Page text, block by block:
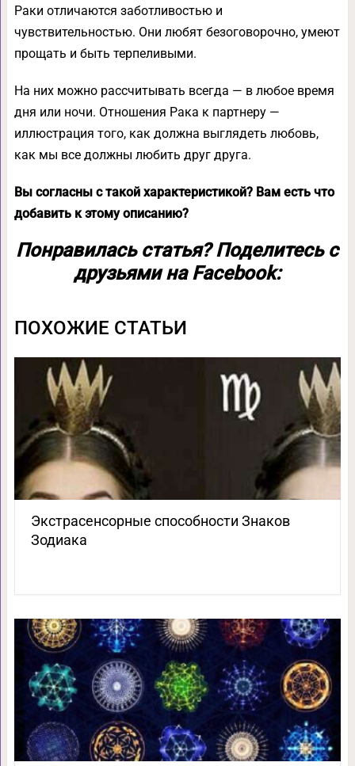
Раки отличаются заботливостью и
чувствительностью. Они любят безоговорочно, умеют
прощать и быть терпеливыми.
На них можно рассчитывать всегда — в любое время
дня или ночи. Отношения Рака к партнеру —
иллюстрация того, как должна выглядеть любовь,
как мы все должны любить друг друга.
Вы согласны с такой характеристикой? Вам есть что
добавить к этому описанию?
Понравилась статья? Поделитесь с
друзьями на Facebook:
ПОХОЖИЕ СТАТЬИ
Экстрасенсорные способности Знаков
Зодиака